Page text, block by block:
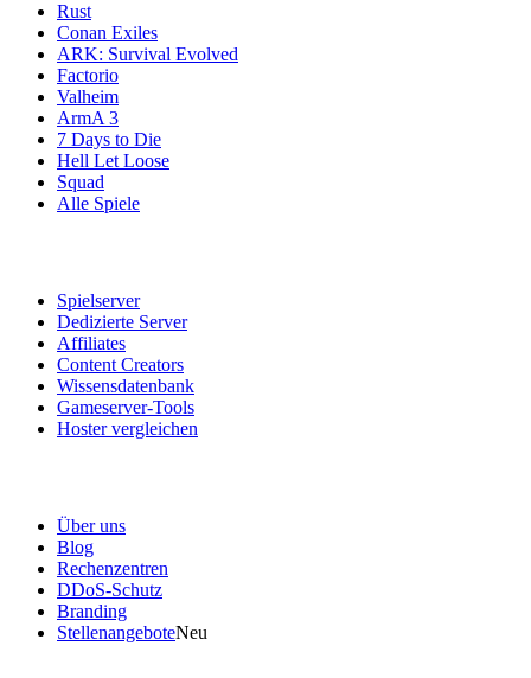
Rust
Conan Exiles
ARK: Survival Evolved
Factorio
Valheim
ArmA 3
7 Days to Die
Hell Let Loose
Squad
Alle Spiele
Spielserver
Dedizierte Server
Affiliates
Content Creators
Wissensdatenbank
Gameserver-Tools
Hoster vergleichen
Über uns
Blog
Rechenzentren
DDoS-Schutz
Branding
StellenangeboteNeu